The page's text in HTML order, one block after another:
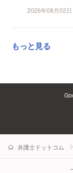
2026年08月02
もっと見る
弁護士ドットコム